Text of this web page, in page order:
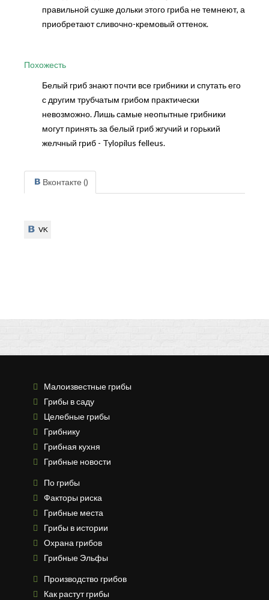
правильной сушке дольки этого гриба не темнеют, а
приобретают сливочно-кремовый оттенок.
Похожесть
Белый гриб знают почти все грибники и спутать его
с другим трубчатым грибом практически
невозможно. Лишь самые неопытные грибники
могут принять за белый гриб жгучий и горький
желчный гриб - Tylopilus felleus.
Вконтакте ()
VK
VK
Малоизвестные грибы
Грибы в саду
Целебные грибы
Грибнику
Грибная кухня
Грибные новости
По грибы
Факторы риска
Грибные места
Грибы в истории
Охрана грибов
Грибные Эльфы
Производство грибов
Как растут грибы